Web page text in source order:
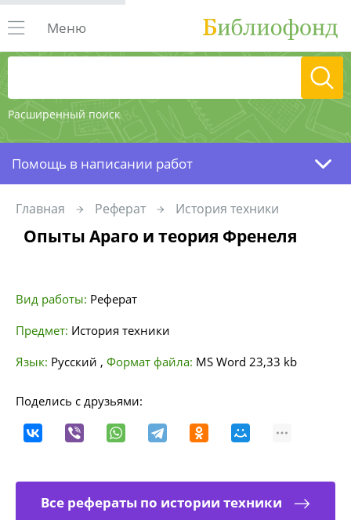
Расширенный поиск
Меню
Помощь в написании работ
Главная Реферат История техники
Опыты Араго и теория Френеля
Вид работы: Реферат
Предмет: История техники
Язык: Русский , Формат файла: MS Word 23,33 kb
Поделись с друзьями:
Все рефераты по истории техники